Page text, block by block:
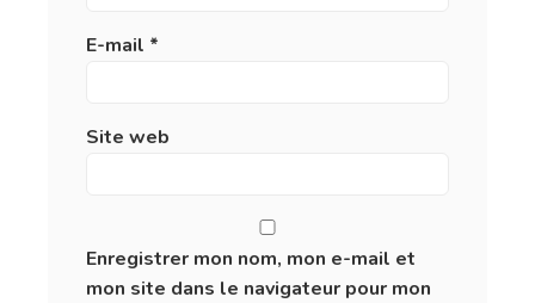
E-mail *
Site web
Enregistrer mon nom, mon e-mail et
mon site dans le navigateur pour mon